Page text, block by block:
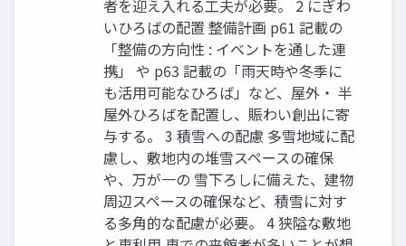
者を迎え入れる工夫が必要。 2 にぎわ
いひろばの配置 整備計画 p61 記載の
「整備の方向性 : イベントを通した連
携」 や p63 記載の「雨天時や冬季に
も活用可能なひろば」など、屋外・ 半
屋外ひろばを配置し、賑わい創出に寄
与する。 3 積雪への配慮 多雪地域に配
慮し、敷地内の堆雪スペースの確保
や、万が一の 雪下ろしに備えた、建物
周辺スペースの確保など、積雪に対す
る多角的な配慮が必要。 4 狭隘な敷地